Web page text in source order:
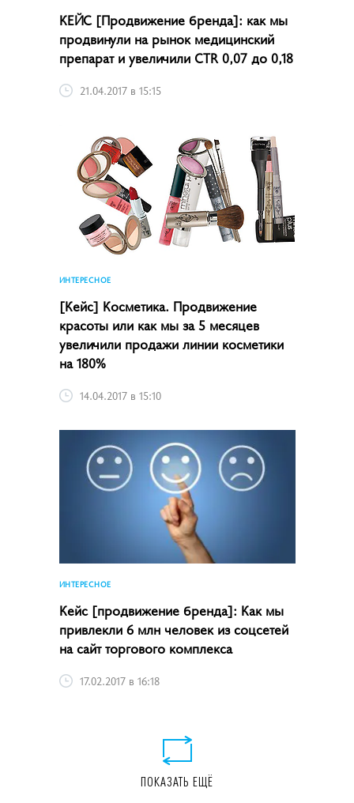
КЕЙС [Продвижение бренда]: как мы
продвинули на рынок медицинский
препарат и увеличили CTR 0,07 до 0,18
21.04.2017 в 15:15
ИНТЕРЕСНОЕ
[Кейс] Косметика. Продвижение
красоты или как мы за 5 месяцев
увеличили продажи линии косметики
на 180%
14.04.2017 в 15:10
ИНТЕРЕСНОЕ
Кейс [продвижение бренда]: Как мы
привлекли 6 млн человек из соцсетей
на сайт торгового комплекса
17.02.2017 в 16:18
ПОКАЗАТЬ ЕЩЁ